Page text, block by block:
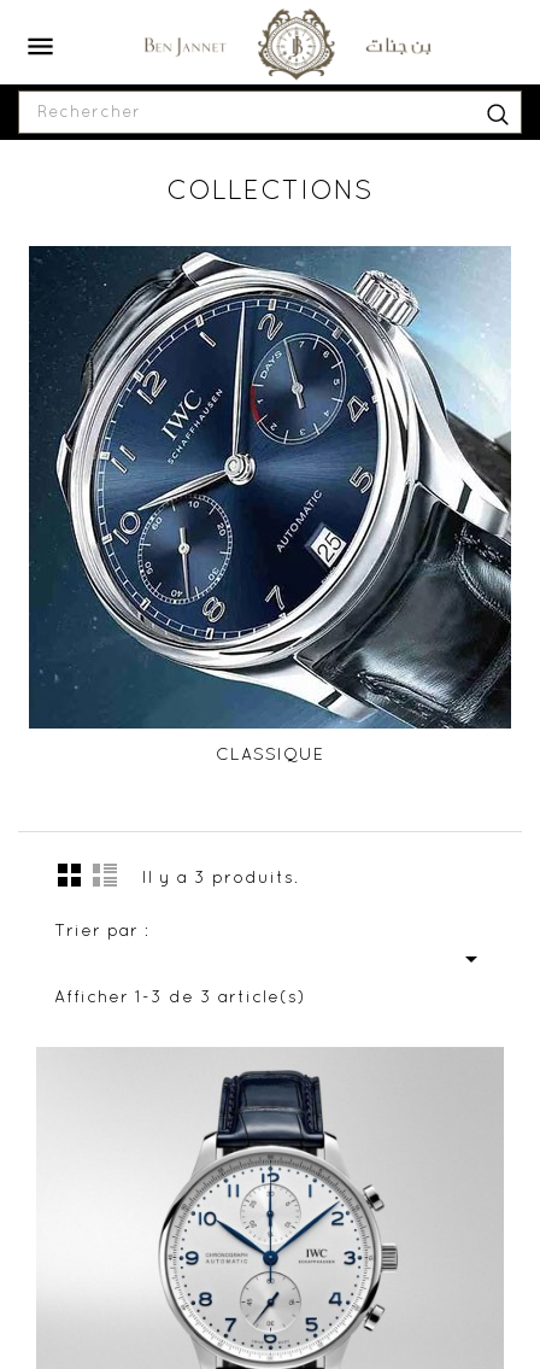

COLLECTIONS
CLASSIQUE
Il y a 3 produits.
Trier par :

Afficher 1-3 de 3 article(s)